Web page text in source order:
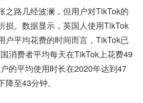
之路几经波澜，但用户对TikTok的
损。数据显示，英国人使用TikTok
户平均花费的时间而言，TikTok已
消费者平均每天在TikTok上花费49
的平均使用时长在2020年达到47
至43分钟。